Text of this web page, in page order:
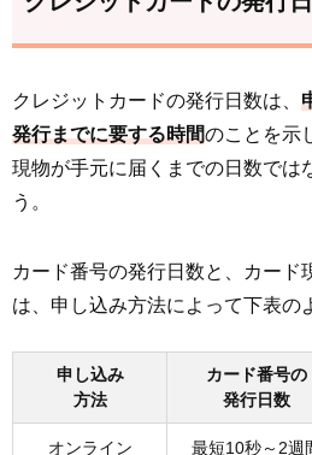
クレジットカードの発行日数は、
発行までに要する時間のことを示
現物が手元に届くまでの日数では
う。
カード番号の発行日数と、カード
は、申し込み方法によって下表の
申し込み
方法
カード番号の
発行日数
オンライン 最短10秒～2週